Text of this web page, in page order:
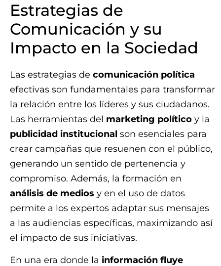
Estrategias de
Comunicación y su
Impacto en la Sociedad
Las estrategias de comunicación política
efectivas son fundamentales para transformar
la relación entre los líderes y sus ciudadanos.
Las herramientas del marketing político y la
publicidad institucional son esenciales para
crear campañas que resuenen con el público,
generando un sentido de pertenencia y
compromiso. Además, la formación en
análisis de medios y en el uso de datos
permite a los expertos adaptar sus mensajes
a las audiencias específicas, maximizando así
el impacto de sus iniciativas.
En una era donde la información fluye